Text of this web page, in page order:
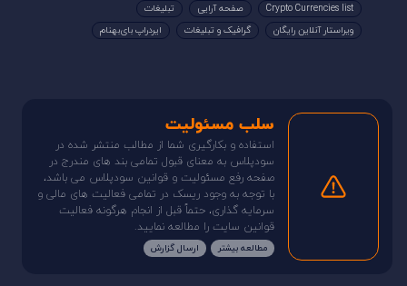
Crypto Currencies list صفحه آرایی
تبلیغات
ویراستار آنلاین رایگان
گرافیک و تبلیغات ایردراپ بای‌بهنام
سلب مسئولیت
استفاده و بکارگیری شما از مطالب منتشر شده در
سودپلاس به معنای قبول تمامی بند های مندرج در
صفحه رفع مسئولیت و قوانین سودپلاس می باشد،
با توجه به وجود ریسک در تمامی فعالیت های مالی و
سرمایه گذاری، حتماً قبل از انجام هرگونه فعالیت
قوانین سایت را مطالعه نمایید.
مطالعه بیشتر ارسال گزارش